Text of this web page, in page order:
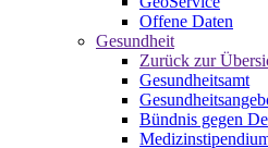
Offene Daten
Gesundheit
Zurück zur
Gesundheitsamt
Bündnis gegen